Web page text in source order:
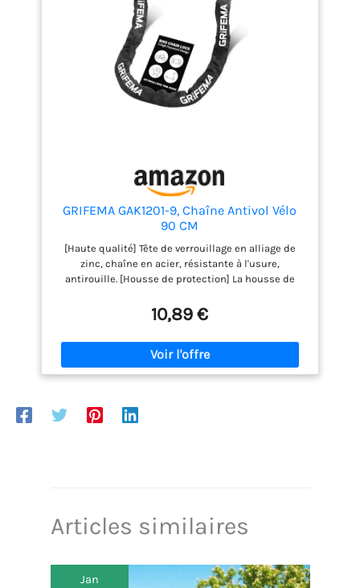
empêcher le cylindre de rouille. Avec 3 touches:Le
paquet de serrure de chaîne de vélo contient 3 clés,
ce qui est unique et rend le vol plus difficile. Sûr et
largement utilisé:Le verrouillage de chaîne de vélo
résistant à l'usure et aux coupures améliore la
sécurité et convient aux vélos, aux véhicules
électriques, aux motos, aux poussettes, aux
GRIFEMA GAK1201-9, Chaîne Antivol Vélo
90 CM
[Haute qualité] Tête de verrouillage en alliage de
zinc, chaîne en acier, résistante à l'usure,
antirouille. [Housse de protection] La housse de
peut prolonger la durée de vie du cadenas à chaîne.
[Haute sécurité] Le code Cadenas se compose d'un
mot de passe à 5 chiffres, il y a 100 000 possibilités,
vous devez donc vous souvenir de votre mot de
passe (recommander de prendre des notes ou de
chaîne 7 mm, assez long pour protéger les vélos,
10,89 €
Articles similaires
Jan